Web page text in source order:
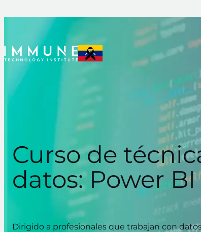
Curso de
datos: Power BI
Dirigido a profesionales que trabajan con